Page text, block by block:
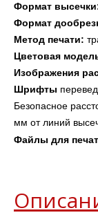
Формат
Формат
Метод печати:
Цветовая
Изображения
Шрифты
Безопасное
мм от линий
Файлы для